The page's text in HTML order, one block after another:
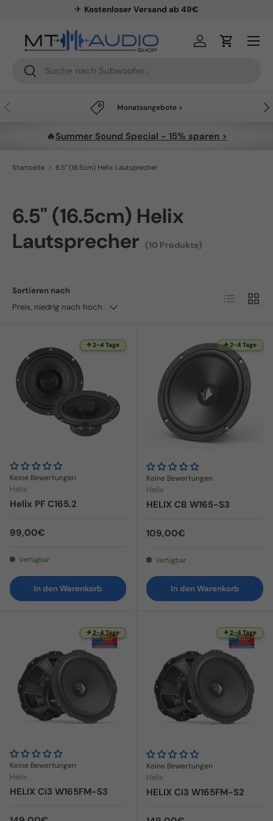
✈ Kostenloser Versand ab 49€
Suchen
Suchen
Einloggen
Menü
Vorherige Monatsangebote >
🔥Summer Sound Special - 15% sparen >
Startseite 6.5" (16.5cm) Helix Lautsprecher
6.5" (16.5cm) Helix
Lautsprecher
(10 Produkte)
Sortieren nach
Preis, niedrig nach hoch
Produktliste
✈ 2-4 Tage
Keine Bewertungen
Helix
Helix PF C165.2
Normaler Preis
99,00€
Verfügbar
In den Warenkorb
✈ 2-4 Tage
Keine Bewertungen
Helix
HELIX CB W165-S3
Normaler Preis
109,00€
Verfügbar
In den Warenkorb
✈ 2-4 Tage
Keine Bewertungen
Helix
HELIX Ci3 W165FM-S3
✈ 2-4 Tage
Keine Bewertungen
Helix
HELIX Ci3 W165FM-S2